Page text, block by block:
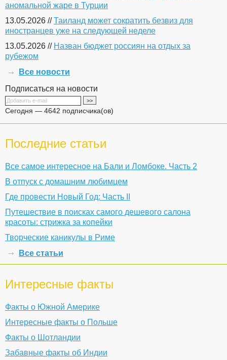
аномальной жаре в Турции
13.05.2026 //Таиланд может сократить безвиз для
иностранцев уже на следующей неделе
13.05.2026 // Назван бюджет россиян на отдых за
рубежом
Все новости
Подписаться на новости
Сегодня — 4642 подписчика(ов)
Последние статьи
Все самое интересное на Бали и Ломбоке. Часть 2
В отпуск с домашним любимцем
Где провести Новый Год: Часть II
Путешествие в поисках самого дешевого салона
красоты: стрижка за копейки
Творческие каникулы в Риме
Все статьи
Интересные факты
Факты о Южной Америке
Интересные факты о Польше
Факты о Шотландии
Забавные факты об Индии